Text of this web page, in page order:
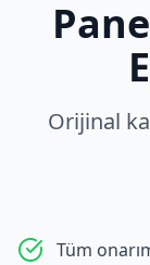
Orijinal
Tüm